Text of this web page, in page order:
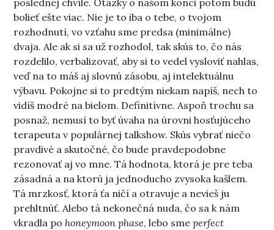
bolieť ešte viac. Nie je to iba o tebe, o tvojom
rozhodnutí, vo vzťahu sme predsa (minimálne)
dvaja. Ale ak si sa už rozhodol, tak skús to, čo nás
rozdelilo, verbalizovať, aby si to vedel vysloviť nahlas,
veď na to máš aj slovnú zásobu, aj intelektuálnu
výbavu. Pokojne si to predtým niekam napíš, nech to
vidíš modré na bielom. Definitívne. Aspoň trochu sa
posnaž, nemusí to byť úvaha na úrovni hosťujúceho
terapeuta v populárnej talkshow. Skús vybrať niečo
pravdivé a skutočné, čo bude pravdepodobne
rezonovať aj vo mne. Tá hodnota, ktorá je pre teba
zásadná a na ktorú ja jednoducho zvysoka kašlem.
Tá mrzkosť, ktorá ťa ničí a otravuje a nevieš ju
prehltnúť. Alebo tá nekonečná nuda, čo sa k nám
vkradla pohoneymoon phase, lebo smeperfect